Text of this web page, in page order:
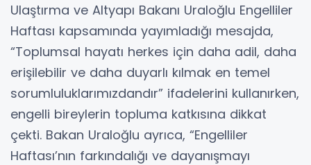
Ulaştırma ve Altyapı Bakanı Uraloğlu Engelliler
Haftası kapsamında yayımladığı mesajda,
“Toplumsal hayatı herkes için daha adil, daha
erişilebilir ve daha duyarlı kılmak en temel
sorumluluklarımızdandır” ifadelerini kullanırken,
engelli bireylerin topluma katkısına dikkat
çekti. Bakan Uraloğlu ayrıca, “Engelliler
Haftası’nın farkındalığı ve dayanışmayı